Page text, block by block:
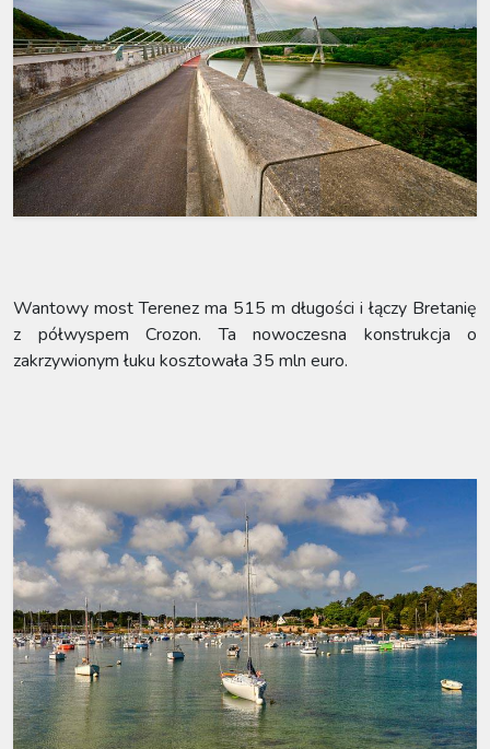
Wantowy most Terenez ma 515 m długości i łączy Bretanię
z półwyspem Crozon. Ta nowoczesna konstrukcja o
zakrzywionym łuku kosztowała 35 mln euro.